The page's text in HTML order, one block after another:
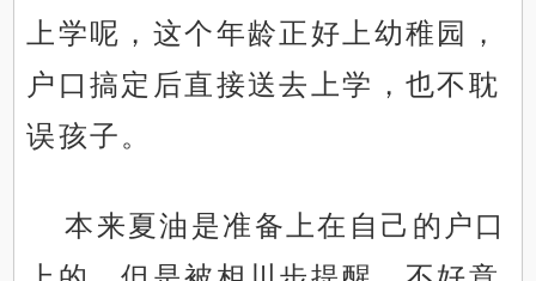
上学呢，这个年龄正好上幼稚园，
户口搞定后直接送去上学，也不耽
误孩子。
本来夏油是准备上在自己的户口